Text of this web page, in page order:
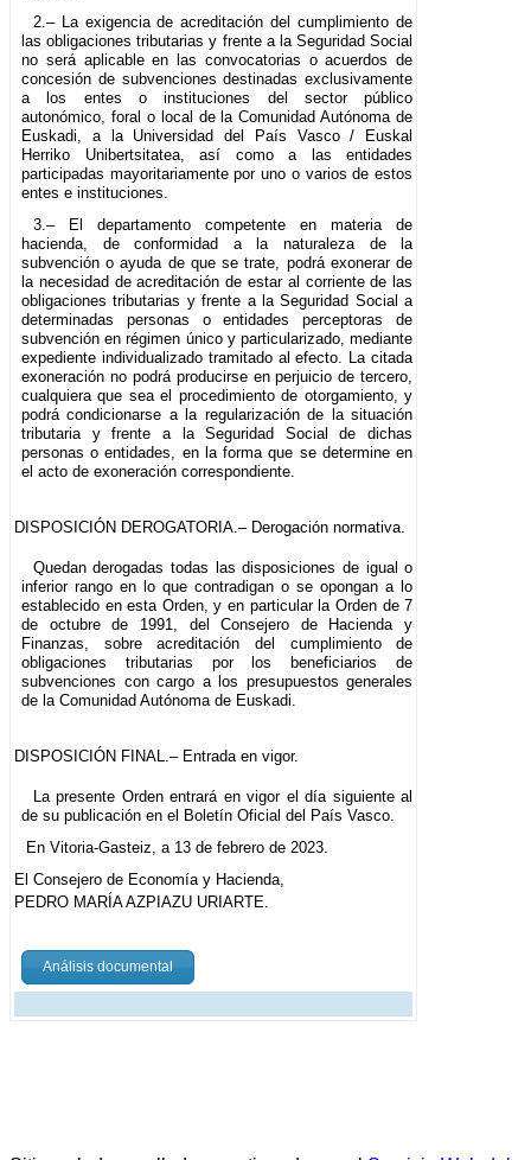
2.– La exigencia de acreditación del cumplimiento de
las obligaciones tributarias y frente a la Seguridad Social
no será aplicable en las convocatorias o acuerdos de
concesión de subvenciones destinadas exclusivamente
a los entes o instituciones del sector público
autonómico, foral o local de la Comunidad Autónoma de
Euskadi, a la Universidad del País Vasco / Euskal
Herriko Unibertsitatea, así como a las entidades
participadas mayoritariamente por uno o varios de estos
entes e instituciones.
3.– El departamento competente en materia de
hacienda, de conformidad a la naturaleza de la
subvención o ayuda de que se trate, podrá exonerar de
la necesidad de acreditación de estar al corriente de las
obligaciones tributarias y frente a la Seguridad Social a
determinadas personas o entidades perceptoras de
subvención en régimen único y particularizado, mediante
expediente individualizado tramitado al efecto. La citada
exoneración no podrá producirse en perjuicio de tercero,
cualquiera que sea el procedimiento de otorgamiento, y
podrá condicionarse a la regularización de la situación
tributaria y frente a la Seguridad Social de dichas
personas o entidades, en la forma que se determine en
el acto de exoneración correspondiente.
DISPOSICIÓN DEROGATORIA.– Derogación normativa.
Quedan derogadas todas las disposiciones de igual o
inferior rango en lo que contradigan o se opongan a lo
establecido en esta Orden, y en particular la Orden de 7
de octubre de 1991, del Consejero de Hacienda y
Finanzas, sobre acreditación del cumplimiento de
obligaciones tributarias por los beneficiarios de
subvenciones con cargo a los presupuestos generales
de la Comunidad Autónoma de Euskadi.
DISPOSICIÓN FINAL.– Entrada en vigor.
La presente Orden entrará en vigor el día siguiente al
de su publicación en el Boletín Oficial del País Vasco.
En Vitoria-Gasteiz, a 13 de febrero de 2023.
El Consejero de Economía y Hacienda,
PEDRO MARÍA AZPIAZU URIARTE.
Análisis documental